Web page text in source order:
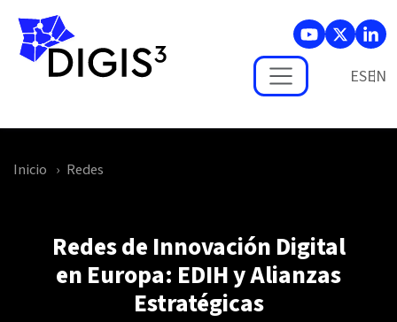
Skip to main content
ES
Inicio Redes
Redes de Innovación Digital
en Europa: EDIH y Alianzas
Estratégicas